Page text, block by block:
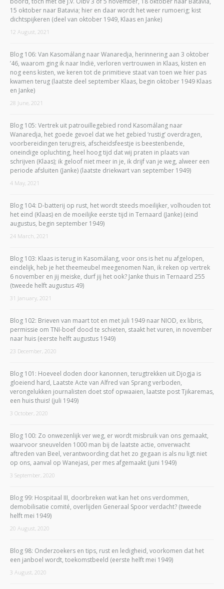
15 oktober naar Batavia; hier en daar wordt het weer rumoerig; kist
dichtspijkeren (deel van oktober 1949, Klaas en Janke)
12 August, 2021
Blog 106: Van Kasomálang naar Wanaredja, herinnering aan 3 oktober
’46, waarom ging ik naar Indië, verloren vertrouwen in Klaas, kisten en
nog eens kisten, we keren tot de primitieve staat van toen we hier pas
kwamen terug (laatste deel september Klaas, begin oktober 1949 Klaas
en Janke)
28 June, 2021
Blog 105: Vertrek uit patrouillegebied rond Kasomálang naar
Wanaredja, het goede gevoel dat we het gebied ‘rustig’ overdragen,
voorbereidingen terugreis, afscheidsfeestje is beestenbende,
oneindige opluchting, heel hoog tijd dat wij praten in plaats van
schrijven (Klaas); ik geloof niet meer in je, ik drijf van je weg, alweer een
periode afsluiten (Janke) (laatste driekwart van september 1949)
4 May, 2021
Blog 104: D-batterij op rust, het wordt steeds moeilijker, volhouden tot
het eind (Klaas) en de moeilijke eerste tijd in Ternaard (Janke) (eind
augustus, begin september 1949)
24 March, 2021
Blog 103: Klaas is terug in Kasomálang, voor ons is het nu afgelopen,
eindelijk, heb je het theemeubel meegenomen Nan, ik reken op vertrek
6 november en jij meiske, durf jij het ook? Janke thuis in Ternaard 255
(tweede helft augustus 49)
31 January, 2021
Blog 102: Brieven van maart tot en met juli 1949 naar NIOD, ex libris,
permissie om TNI-boef dood te schieten, staakt het vuren, in november
naar huis (eerste helft augustus 1949)
23 December, 2020
Blog 101: Hoeveel doden door kanonnen, terugtrekken uit Djogja is
gloeiend hard, Laatste Acte van Alfred van Sprang verboden,
verongelukken journalisten doet stof opwaaien, laatste post Tjikaremas,
een huis thuis! (juli 1949)
3 October, 2020
Blog 100: Zo onwezenlijk ver weg, er wordt misbruik van ons gemaakt,
waarvoor sneuvelden 1000 man bij de laatste actie, onverwacht
aftreden van Beel, verantwoording dat het zo gegaan is als nu ligt niet
op ons, aanval op Wanejasi, per mes afgemaakt (juni 1949)
3 September, 2020
Blog 99: Hospitaal III, doorbreken wat kan het ons verdommen,
demobilisatie comité, overlijden Generaal Spoor verdacht? (tweede
helft mei 1949)
20 August, 2020
Blog 98: Onderzoekers en tips, rust en ledigheid, voorkomen dat het
een janboel wordt, toekomstbeeld (eerste helft mei 1949)
3 August, 2020